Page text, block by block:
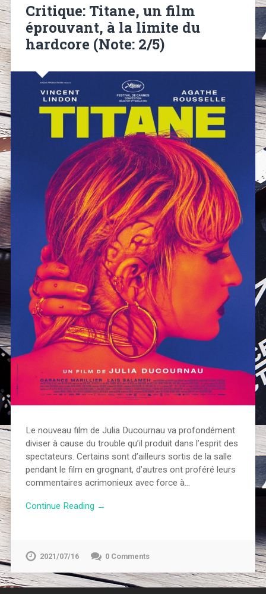
Critique: Titane, un film
éprouvant, à la limite du
hardcore (Note: 2/5)
Le nouveau film de Julia Ducournau va profondément
diviser à cause du trouble qu’il produit dans l’esprit des
spectateurs. Certains sont d’ailleurs sortis de la salle
pendant le film en grognant, d’autres ont proféré leurs
commentaires acrimonieux avec force à…
Continue Reading →
2021/07/16 0 Comments